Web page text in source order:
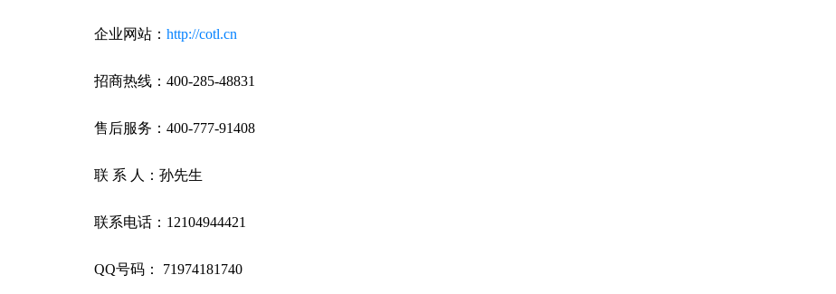
企业网站： http://cotl.cn
招商热线：400-285-48831
售后服务：400-777-91408
联 系 人：孙先生
联系电话：12104944421
QQ号码： 71974181740